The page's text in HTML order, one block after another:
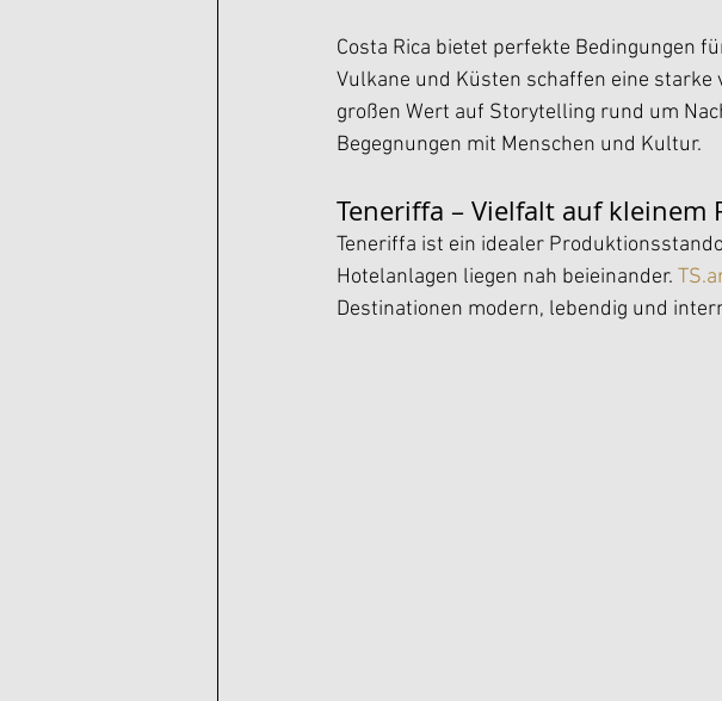
Costa Rica bietet perfekte Bedingungen
Vulkane und Küsten schaffen eine starke
großen Wert auf Storytelling rund um
Begegnungen mit Menschen und Kultur.
Teneriffa – Vielfalt auf kleinem
Teneriffa ist ein idealer
Hotelanlagen liegen nah beieinander.
Destinationen modern, lebendig und